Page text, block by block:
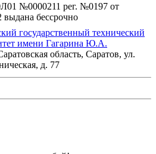
№0000211 рег. №0197 от
выдана бессрочно
государственный технический
имени Гагарина Ю.А.
область, Саратов, ул.
д. 77